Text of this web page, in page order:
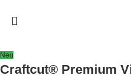
Neu
Craftcut® Premium